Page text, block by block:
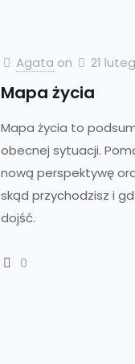
Agata on 21
Mapa życia
Mapa życia to
obecnej sytuacji.
nową perspektywę
skąd przychodzisz i
dojść.
0